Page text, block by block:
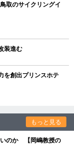
取のサイクリングイ
装進む
を創出プリンスホテ
もっと見る
いのか 【岡嶋教授の